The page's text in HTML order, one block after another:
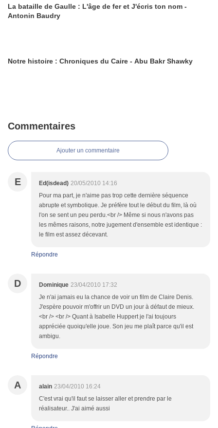
La bataille de Gaulle : L'âge de fer et J'écris ton nom -
Antonin Baudry
Notre histoire : Chroniques du Caire - Abu Bakr Shawky
Commentaires
Ajouter un commentaire
E Ed(isdead) 20/05/2010 14:16
Pour ma part, je n'aime pas trop cette dernière séquence
abrupte et symbolique. Je préfère tout le début du film, là où
l'on se sent un peu perdu.<br /> Même si nous n'avons pas
les mêmes raisons, notre jugement d'ensemble est identique :
le film est assez décevant.
Répondre
D Dominique 23/04/2010 17:32
Je n'ai jamais eu la chance de voir un film de Claire Denis.
J'espère pouvoir m'offrir un DVD un jour à défaut de mieux.
<br /> <br /> Quant à Isabelle Huppert je l'ai toujours
appréciée quoiqu'elle joue. Son jeu me plaît parce qu'il est
ambigu.
Répondre
A alain 23/04/2010 16:24
C'est vrai qu'il faut se laisser aller et prendre par le
réalisateur.. J'ai aimé aussi